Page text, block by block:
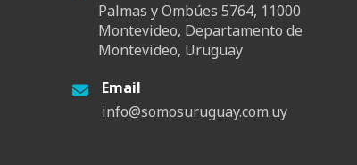
Palmas y Ombúes 5764, 11000
Montevideo, Departamento de
Montevideo, Uruguay
Email
info@somosuruguay.com.uy